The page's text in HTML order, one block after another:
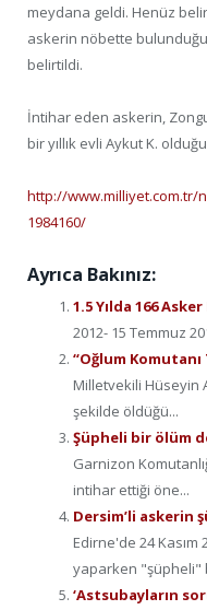
meydana geldi. Henüz
askerin nöbette
belirtildi.
İntihar eden askerin,
bir yıllık evli Aykut K.
http://www.milliyet.com.tr/
1984160/
Ayrıca Bakınız:
1.5 Yılda 166
2012- 15 Temmuz
“Oğlum
Milletvekili Hüseyin
şekilde öldüğü...
Şüpheli bir ölüm
Garnizon
intihar ettiği öne...
Dersim’li askerin
Edirne'de 24
yaparken "şüpheli"
‘Astsubayların